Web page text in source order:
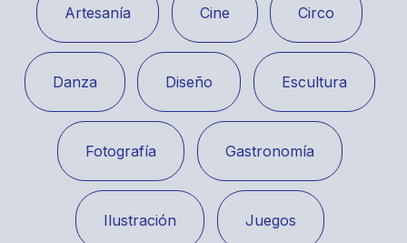
Artesanía Cine Circo
Danza Diseño Escultura
Fotografía Gastronomía
Ilustración Juegos